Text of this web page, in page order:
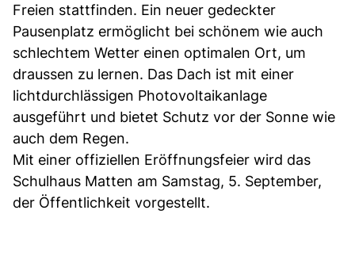
Freien stattfinden. Ein neuer gedeckter
Pausenplatz ermöglicht bei schönem wie auch
schlechtem Wetter einen optimalen Ort, um
draussen zu lernen. Das Dach ist mit einer
lichtdurchlässigen Photovoltaikanlage
ausgeführt und bietet Schutz vor der Sonne wie
auch dem Regen.
Mit einer offiziellen Eröffnungsfeier wird das
Schulhaus Matten am Samstag, 5. September,
der Öffentlichkeit vorgestellt.